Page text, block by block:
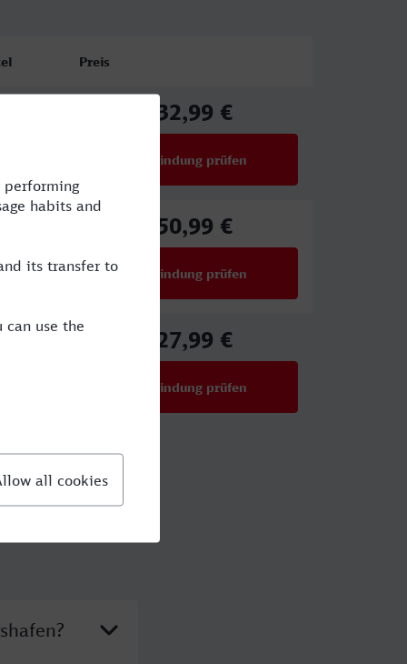
Preis
32,99 €
Verbindung prüfen
50,99 €
Verbindung prüfen
27,99 €
Verbindung prüfen